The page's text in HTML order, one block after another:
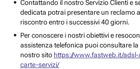
Contattando il nostro Servizio Clienti e
dedicata potrai presentare un reclamo
riscontro entro i successivi 40 giorni.
Per conoscere i nostri obiettivi e
assistenza telefonica puoi consultare
nostro sito https://www.fastweb.it/
carte-servizi/